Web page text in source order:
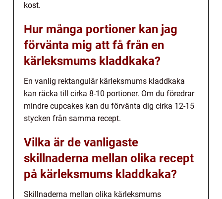
kost.
Hur många portioner kan jag
förvänta mig att få från en
kärleksmums kladdkaka?
En vanlig rektangulär kärleksmums kladdkaka
kan räcka till cirka 8-10 portioner. Om du föredrar
mindre cupcakes kan du förvänta dig cirka 12-15
stycken från samma recept.
Vilka är de vanligaste
skillnaderna mellan olika recept
på kärleksmums kladdkaka?
Skillnaderna mellan olika kärleksmums